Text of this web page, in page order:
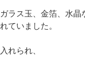
ラス玉、金箔、水晶
ていました。
れられ、